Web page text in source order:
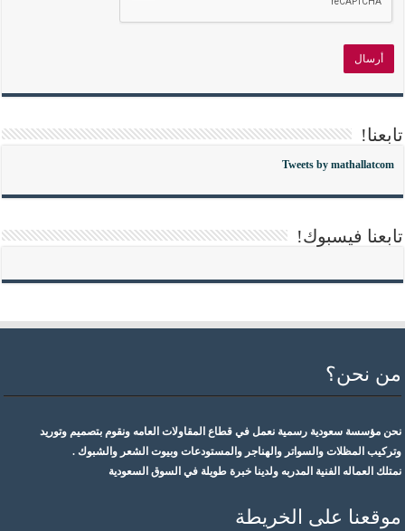
تابعنا!
Tweets by mathallatcom
تابعنا فيسبوك!
من نحن؟
نحن مؤسسة سعودية رسمية نعمل في قطاع المقاولات العامه ونقوم بتصميم وتوريد
وتركيب المظلات والسواتر والهناجر والمستودعات وبيوت الشعر والشبوك .
نمتلك العماله الفنية المدربه ولدينا خبرة طويلة في السوق السعودية
موقعنا على الخريطة